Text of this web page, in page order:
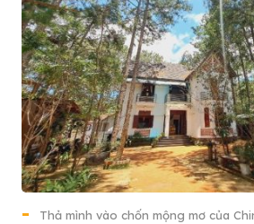
Thả mình vào chốn mộng mơ của